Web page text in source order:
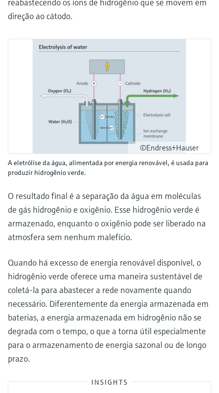
direção ao cátodo.
©Endress+Hauser
A eletrólise da água, alimentada por energia renovável, é usada para
produzir hidrogênio verde.
O resultado final é a separação da água em moléculas
de gás hidrogênio e oxigênio. Esse hidrogênio verde é
armazenado, enquanto o oxigênio pode ser liberado na
atmosfera sem nenhum malefício.
Quando há excesso de energia renovável disponível, o
hidrogênio verde oferece uma maneira sustentável de
coletá-la para abastecer a rede novamente quando
necessário. Diferentemente da energia armazenada em
baterias, a energia armazenada em hidrogênio não se
degrada com o tempo, o que a torna útil especialmente
para o armazenamento de energia sazonal ou de longo
prazo.
INSIGHTS